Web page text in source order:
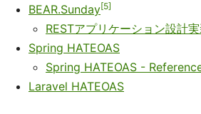
BEAR.Sunday 5
RESTアプリケーション設計
Spring HATEOAS
Spring HATEOAS -
Laravel HATEOAS